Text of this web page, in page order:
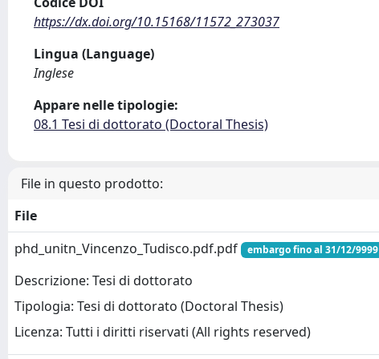
https://dx.doi.org/10.15168/11572_273037
Lingua (Language)
Inglese
Appare nelle tipologie:
08.1 Tesi di dottorato (Doctoral Thesis)
File in questo prodotto:
File
phd_unitn_Vincenzo_Tudisco.pdf.pdf
embargo fino al 31/12/9999
Descrizione: Tesi di dottorato
Tipologia: Tesi di dottorato (Doctoral Thesis)
Licenza: Tutti i diritti riservati (All rights reserved)